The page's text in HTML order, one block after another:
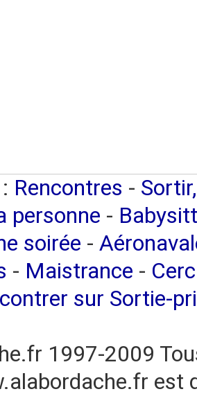
Rencontres -
personne -
soirée -
- Maistrance -
sur Sortie-
1997-2009
est